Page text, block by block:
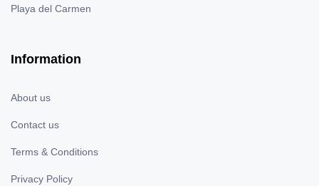
Playa del Carmen
Information
About us
Contact us
Terms & Conditions
Privacy Policy